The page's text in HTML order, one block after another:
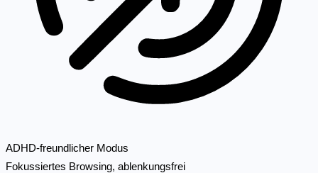
ADHD-freundlicher Modus
Fokussiertes Browsing, ablenkungsfrei